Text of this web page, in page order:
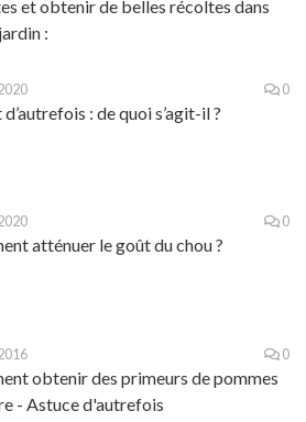
et obtenir de belles récoltes dans
:
0
: de quoi s’agit-il ?
0
atténuer le goût du chou ?
0
obtenir des primeurs de pommes
- Astuce d'autrefois